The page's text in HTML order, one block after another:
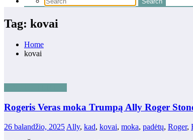
Tag: kovai
Home
kovai
Rogeris Veras moka Trumpą Ally Roger
26 balandžio, 2025 Ally, kad, kovai, moka, padėtų, Roger,